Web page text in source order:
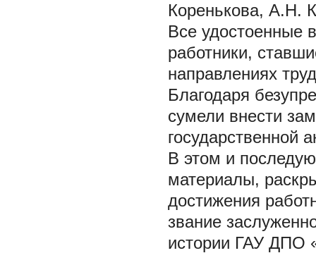
Коренькова, А.Н.
Все удостоенные
работники,
направлениях
Благодаря
сумели внести
государственной
В этом и
материалы,
достижения
звание
истории ГАУ ДПО